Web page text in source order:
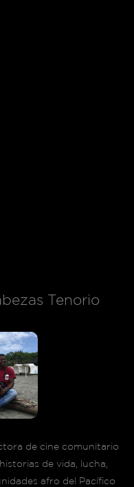
Tenorio
de cine comunitario
de vida, lucha,
afro del Pacífico